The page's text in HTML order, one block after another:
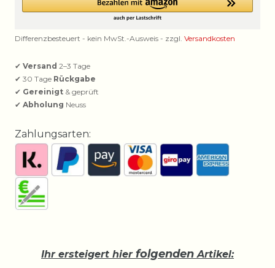
Differenzbesteuert - kein MwSt.-Ausweis - zzgl. Versandkosten
✔ Versand 2–3 Tage
✔ 30 Tage Rückgabe
✔ Gereinigt & geprüft
✔ Abholung Neuss
Zahlungsarten:
Ihr ersteigert hier folgenden Artikel: